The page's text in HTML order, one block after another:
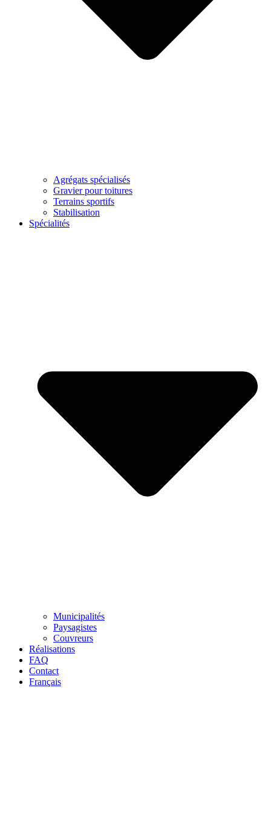
Agrégats spécialisés
Gravier pour toitures
Terrains sportifs
Stabilisation
Spécialités
Municipalités
Paysagistes
Couvreurs
Réalisations
FAQ
Contact
Français